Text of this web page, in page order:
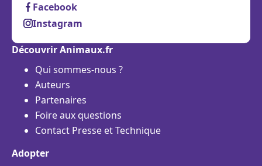
Facebook
Instagram
Découvrir Animaux.fr
Qui sommes-nous ?
Auteurs
Partenaires
Foire aux questions
Contact Presse et Technique
Adopter